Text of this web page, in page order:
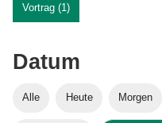
Vortrag (1)
Datum
Alle Heute Morgen